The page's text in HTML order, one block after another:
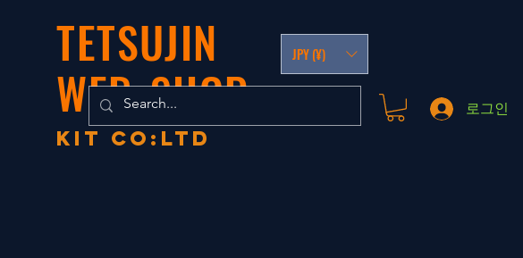
TETSUJIN
WEB-SHOP
KIT co:LTD
JPY (¥)
로그인